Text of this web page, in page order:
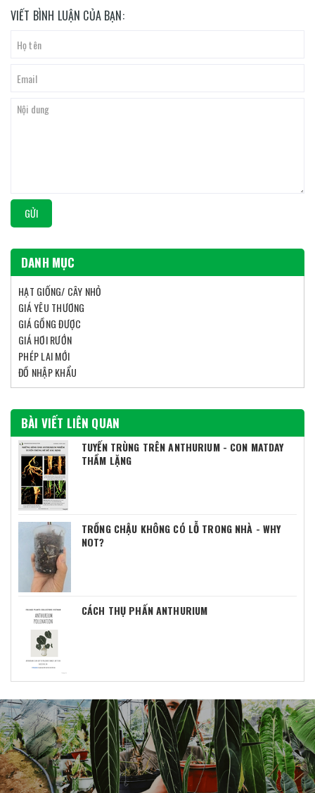
VIẾT BÌNH LUẬN CỦA BẠN:
GỬI
DANH MỤC
HẠT GIỐNG/ CÂY NHỎ
GIÁ YÊU THƯƠNG
GIÁ GỒNG ĐƯỢC
GIÁ HƠI RƯỚN
PHÉP LAI MỚI
ĐỒ NHẬP KHẨU
BÀI VIẾT LIÊN QUAN
TUYẾN TRÙNG TRÊN ANTHURIUM - CON MATDAY
THẦM LẶNG
TRỒNG CHẬU KHÔNG CÓ LỖ TRONG NHÀ - WHY
NOT?
CÁCH THỤ PHẤN ANTHURIUM